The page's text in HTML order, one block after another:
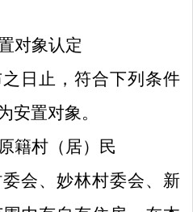
对象认定
日止，符合下列条件
安置对象。
籍村（ 居）
民
会、 妙林村委会、 新